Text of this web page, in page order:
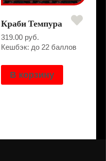
Краби Темпура
319.00 руб.
Кешбэк: до 22 баллов
В корзину